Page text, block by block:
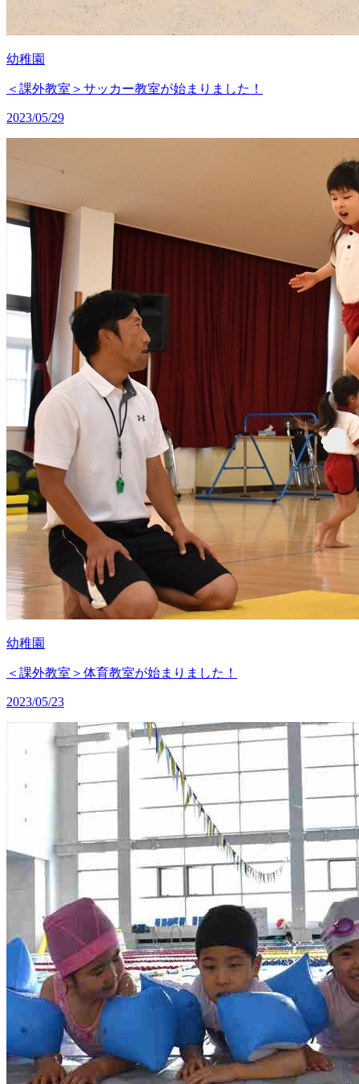
幼稚園
＜課外教室＞サッカー教室が始まりました！
2023/05/29
幼稚園
＜課外教室＞体育教室が始まりました！
2023/05/23